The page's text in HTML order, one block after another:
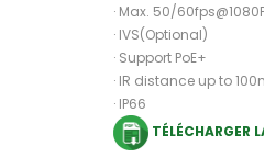
· Max. 50/
· IVS(Optional)
· Support PoE+
· IR distance up to
· IP66
TÉLÉCHARGER